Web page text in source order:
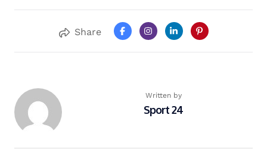
Share
Written by
Sport 24